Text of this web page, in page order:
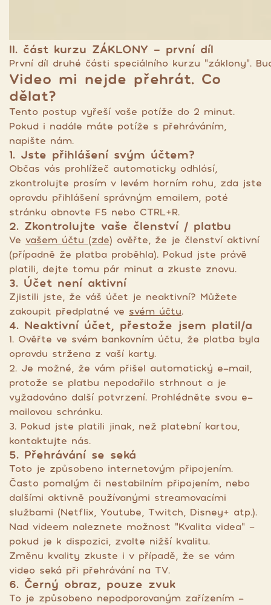
II. část kurzu ZÁKLONY - první díl
První díl druhé části speciálního kurzu "záklony".
Video mi nejde přehrát. Co
dělat?
Tento postup vyřeší vaše potíže do 2 minut.
Pokud i nadále máte potíže s přehráváním,
napište nám.
1. Jste přihlášení svým účtem?
Občas vás prohlížeč automaticky odhlásí,
zkontrolujte prosím v levém horním rohu, zda jste
opravdu přihlášení správným emailem, poté
stránku obnovte F5 nebo CTRL+R.
2. Zkontrolujte vaše členství / platbu
Ve vašem účtu (zde) ověřte, že je členství aktivní
(případně že platba proběhla). Pokud jste právě
platili, dejte tomu pár minut a zkuste znovu.
3. Účet není aktivní
Zjistili jste, že váš účet je neaktivní? Můžete
zakoupit předplatné ve svém účtu.
4. Neaktivní účet, přestože jsem platil/a
1. Ověřte ve svém bankovním účtu, že platba byla
opravdu stržena z vaší karty.
2. Je možné, že vám přišel automatický e-mail,
protože se platbu nepodařilo strhnout a je
vyžadováno další potvrzení. Prohlédněte svou e-
mailovou schránku.
3. Pokud jste platili jinak, než platební kartou,
kontaktujte nás.
5. Přehrávání se seká
Toto je způsobeno internetovým připojením.
Často pomalým či nestabilním připojením, nebo
dalšími aktivně používanými streamovacími
službami (Netflix, Youtube, Twitch, Disney+ atp.).
Nad videem naleznete možnost "Kvalita videa" -
pokud je k dispozici, zvolte nižší kvalitu.
Změnu kvality zkuste i v případě, že se vám
video seká při přehrávání na TV.
6. Černý obraz, pouze zvuk
To je způsobeno nepodporovaným zařízením -